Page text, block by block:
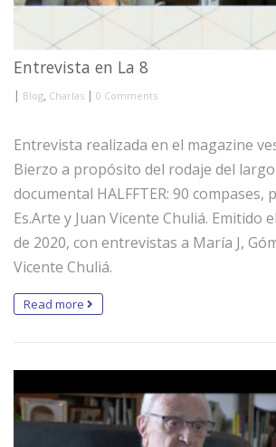
Entrevista en La 8
| Blog, Charlas | 0 Comments
Entrevista realizada en el magazine
Bierzo a propósito del rodaje del
documental HALFFTER: 90 compases,
Es.Arte y Juan Vicente Chuliá. Emitido
de 2020, con entrevistas a María J,
Vicente Chuliá.
Read more